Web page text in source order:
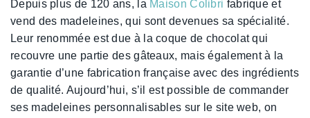
Depuis plus de 120 ans, la Maison Colibri fabrique et
vend des madeleines, qui sont devenues sa spécialité.
Leur renommée est due à la coque de chocolat qui
recouvre une partie des gâteaux, mais également à la
garantie d’une fabrication française avec des ingrédients
de qualité. Aujourd’hui, s’il est possible de commander
ses madeleines personnalisables sur le site web, on